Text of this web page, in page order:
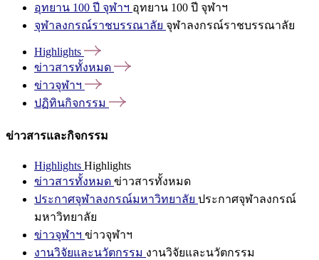
อุทยาน 100 ปี จุฬาฯ อุทยาน 100 ปี จุฬาฯ
จุฬาลงกรณ์ราชบรรณาลัย จุฬาลงกรณ์ราชบรรณาลัย
Highlights
ข่าวสารทั้งหมด
ข่าวจุฬาฯ
ปฏิทินกิจกรรม
ข่าวสารและกิจกรรม
Highlights Highlights
ข่าวสารทั้งหมด ข่าวสารทั้งหมด
ประกาศจุฬาลงกรณ์มหาวิทยาลัย ประกาศจุฬาลงกรณ์
มหาวิทยาลัย
ข่าวจุฬาฯ ข่าวจุฬาฯ
งานวิจัยและนวัตกรรม งานวิจัยและนวัตกรรม